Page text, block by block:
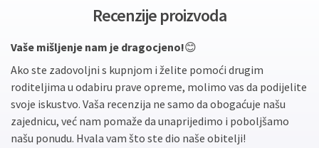
Recenzije proizvoda
Vaše mišljenje nam je dragocjeno!😊
Ako ste zadovoljni s kupnjom i želite pomoći drugim
roditeljima u odabiru prave opreme, molimo vas da podijelite
svoje iskustvo. Vaša recenzija ne samo da obogaćuje našu
zajednicu, već nam pomaže da unaprijedimo i poboljšamo
našu ponudu. Hvala vam što ste dio naše obitelji!